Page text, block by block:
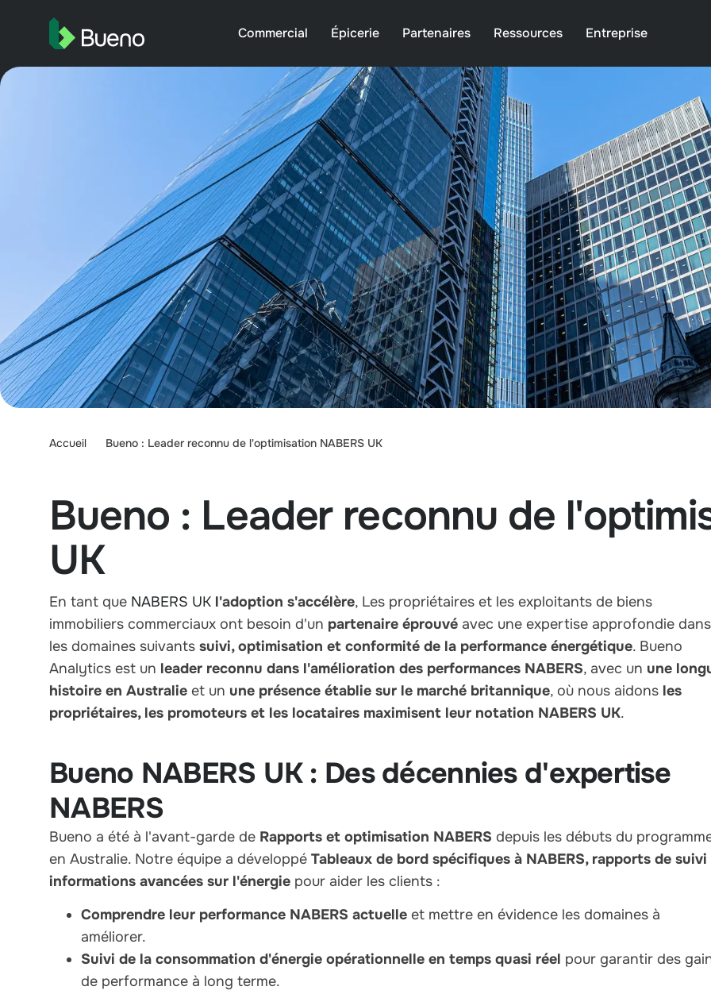
Commercial Épicerie Partenaires Ressources Entreprise
Accueil Bueno : Leader reconnu de l'optimisation NABERS UK
Bueno : Leader reconnu de
UK
En tant que NABERS UK l'adoption s'accélère, Les propriétaires et les exploitants de biens
immobiliers commerciaux ont besoin d'un partenaire éprouvé avec une expertise approfondie dans
les domaines suivants suivi, optimisation et conformité de la performance énergétique. Bueno
Analytics est un leader reconnu dans l'amélioration des performances NABERS, avec un une
histoire en Australie et un une présence établie sur le marché britannique, où nous aidons les
propriétaires, les promoteurs et les locataires maximisent leur notation NABERS UK.
Bueno NABERS UK : Des décennies d'expertise
NABERS
Bueno a été à l'avant-garde de Rapports et optimisation NABERS depuis les débuts du
en Australie. Notre équipe a développé Tableaux de bord spécifiques à NABERS, rapports de
informations avancées sur l'énergie pour aider les clients :
Comprendre leur performance NABERS actuelle et mettre en évidence les domaines à
améliorer.
Suivi de la consommation d'énergie opérationnelle en temps quasi réel pour garantir des
de performance à long terme.